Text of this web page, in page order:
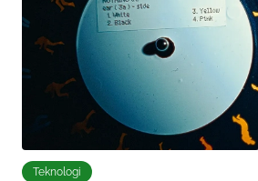
Teknologi